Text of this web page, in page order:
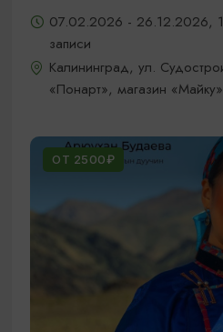
07.02.2026 - 26.12.2026,
записи
Калининград, ул.
«Понарт», магазин «Майку»
ОТ 2500₽